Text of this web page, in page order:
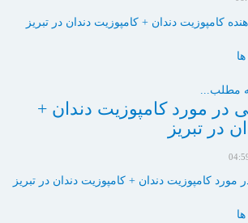
مطلب...
در مورد کامپوزیت دندان +
در تبریز